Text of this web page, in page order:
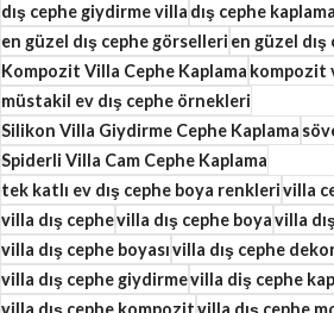
dış cephe giydirme villadış cephe kaplama
en güzel dış cephe görsellerien güzel dış
Kompozit Villa Cephe Kaplamakompozit
müstakil ev dış cephe örnekleri
Silikon Villa Giydirme Cephe Kaplama
Spiderli Villa Cam Cephe Kaplama
tek katlı ev dış cephe boya renklerivilla
villa dış cephevilla dış cephe boyavilla
villa dış cephe boyasıvilla dış cephe
villa dış cephe giydirmevilla diş cephe